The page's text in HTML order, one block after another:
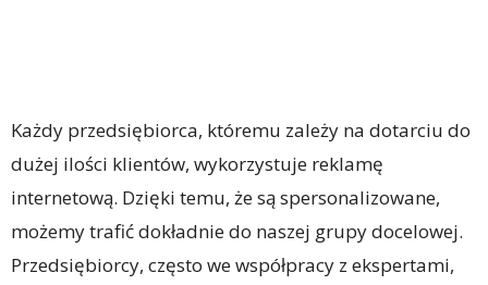
Każdy przedsiębiorca, któremu zależy na dotarciu do
dużej ilości klientów, wykorzystuje reklamę
internetową. Dzięki temu, że są spersonalizowane,
możemy trafić dokładnie do naszej grupy docelowej.
Przedsiębiorcy, często we współpracy z ekspertami,